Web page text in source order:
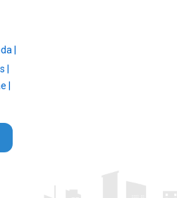
|
|
|